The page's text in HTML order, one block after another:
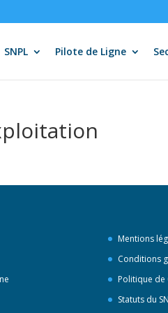
SNPL Pilote de Ligne
Mentions
Conditions
Politique
Statuts du